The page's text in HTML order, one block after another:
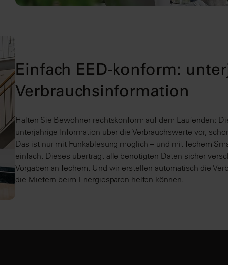
Einfach EED-konform:
Verbrauchsinformation
Halten Sie Bewohner rechtskonform auf dem Laufenden:
unterjährige Information über die Verbrauchswerte vor,
Das ist nur mit Funkablesung möglich – und mit Techem
einfach. Dieses überträgt alle benötigten Daten sicher
Vorgaben an Techem. Und wir erstellen automatisch die
die Mietern beim Energiesparen helfen können.